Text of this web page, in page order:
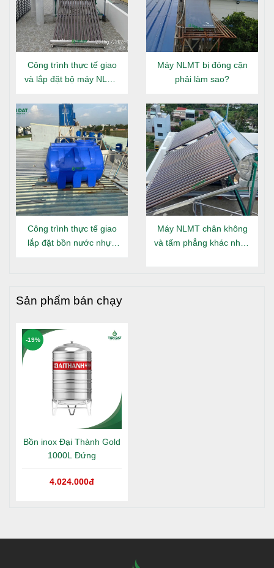
Công trình thực tế giao
và lắp đặt bộ máy NLMT
Đông Hưng Thuận
Máy NLMT bị đóng cặn
phải làm sao?
Công trình thực tế giao
lắp đặt bồn nước nhựa
Máy NLMT chân không
và tấm phẳng khác nhau
Sản phẩm bán chạy
Bồn inox Đại Thành Gold
1000L Đứng
4.024.000đ
-19%